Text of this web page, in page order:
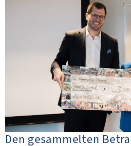
Den gesammelten